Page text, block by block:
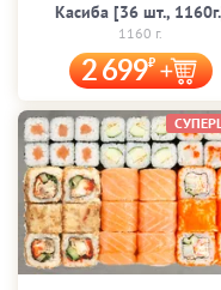
Касиба [36 шт.,
1160 г.
2 699